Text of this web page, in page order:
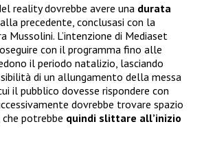
reality dovrebbe avere una durata
precedente, conclusasi con la
Mussolini. L’intenzione di Mediaset
con il programma fino alle
il periodo natalizio, lasciando
di un allungamento della messa
il pubblico dovesse rispondere con
dovrebbe trovare spazio
, che potrebbe quindi slittare all’inizio